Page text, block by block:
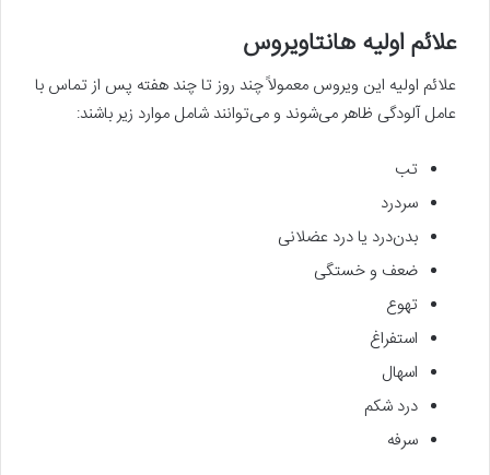
علائم اولیه هانتاویروس
علائم اولیه این ویروس معمولاً چند روز تا چند هفته پس از تماس با
عامل آلودگی ظاهر می‌شوند و می‌توانند شامل موارد زیر باشند:
تب
سردرد
بدن‌درد یا درد عضلانی
ضعف و خستگی
تهوع
استفراغ
اسهال
درد شکم
سرفه